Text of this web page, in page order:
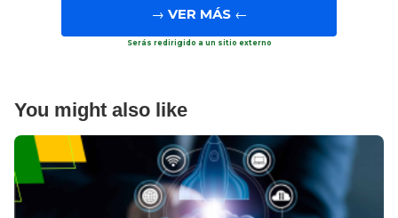
→ VER MÁS←
Serás redirigido a un sitio externo
You might also like